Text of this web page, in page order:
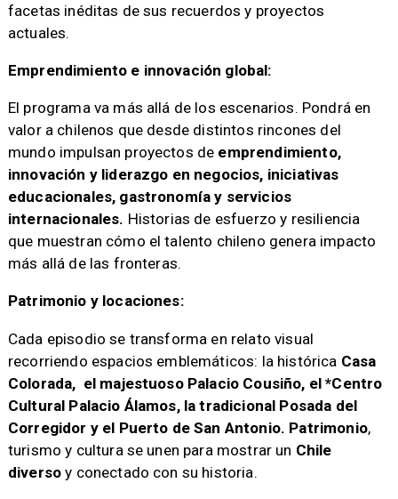
facetas inéditas de sus recuerdos y proyectos
actuales.
Emprendimiento e innovación global:
El programa va más allá de los escenarios. Pondrá en
valor a chilenos que desde distintos rincones del
mundo impulsan proyectos de emprendimiento,
innovación y liderazgo en negocios, iniciativas
educacionales, gastronomía y servicios
internacionales. Historias de esfuerzo y resiliencia
que muestran cómo el talento chileno genera impacto
más allá de las fronteras.
Patrimonio y locaciones:
Cada episodio se transforma en relato visual
recorriendo espacios emblemáticos: la histórica Casa
Colorada, el majestuoso Palacio Cousiño, el *Centro
Cultural Palacio Álamos, la tradicional Posada del
Corregidor y el Puerto de San Antonio. Patrimonio,
turismo y cultura se unen para mostrar un Chile
diverso y conectado con su historia.